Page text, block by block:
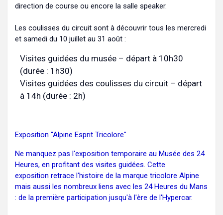
direction de course ou encore la salle speaker.
Les coulisses du circuit sont à découvrir tous les mercredi
et samedi du 10 juillet au 31 août :
Visites guidées du musée – départ à 10h30
(durée : 1h30)
Visites guidées des coulisses du circuit – départ
à 14h (durée : 2h)
Exposition "Alpine Esprit Tricolore"
Ne manquez pas l'exposition temporaire au Musée des 24
Heures, en profitant des visites guidées. Cette
exposition retrace l'histoire de la marque tricolore Alpine
mais aussi les nombreux liens avec les 24 Heures du Mans
: de la première participation jusqu'à l'ère de l'Hypercar.